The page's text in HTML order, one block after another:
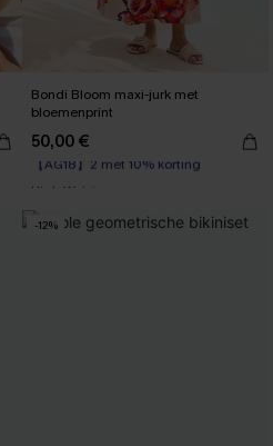
Bondi Bloom maxi-jurk met
bloemenprint
50,00 €
【AG18】2 met 10% korting
High Waist
-12%